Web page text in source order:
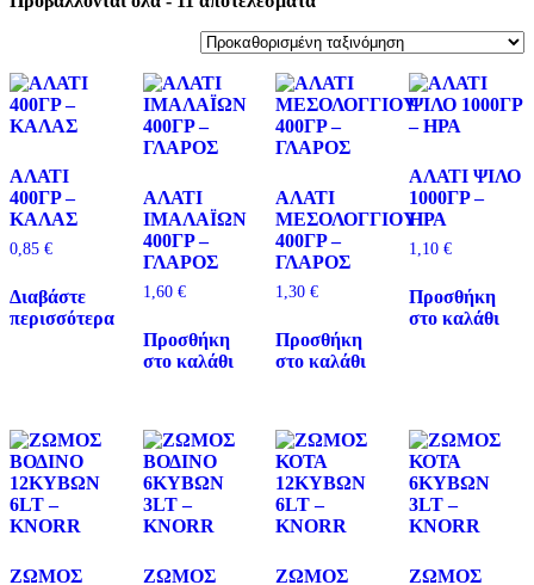
Προϊόν Τρόπος κοπής
Ετικέτες προϊόντος
(1)
(6)
ΓΛΑΡΟΣ(2)
ΚΑΛΑΣ
(1)
ΑΛΑΤΙ
400ΓΡ –
ΚΑΛΑΣ
0,85 €
Διαβάστε
περισσότερα
ΑΛΑΤΙ
ΙΜΑΛΑΪΩΝ
400ΓΡ –
ΓΛΑΡΟΣ
1,60 €
Προσθήκη
στο καλάθι
ΑΛΑΤΙ
ΜΕΣΟΛΟΓΓΙΟΥ
400ΓΡ –
ΓΛΑΡΟΣ
1,30€
Προσθήκη
στο καλάθι
ΑΛΑΤΙ ΨΙΛΟ
1000ΓΡ –
ΗΡΑ
1,10 €
Προσθήκη
στο καλάθι
ΖΩΜΟΣ ΖΩΜΟΣ ΖΩΜΟΣ ΖΩΜΟΣ